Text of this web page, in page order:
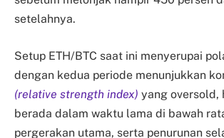
setelahnya.
Setup ETH/BTC saat ini menyerupai
dengan kedua periode menunjukkan
(relative strength index) yang oversold,
berada dalam waktu lama di bawah
pergerakan utama, serta penurunan